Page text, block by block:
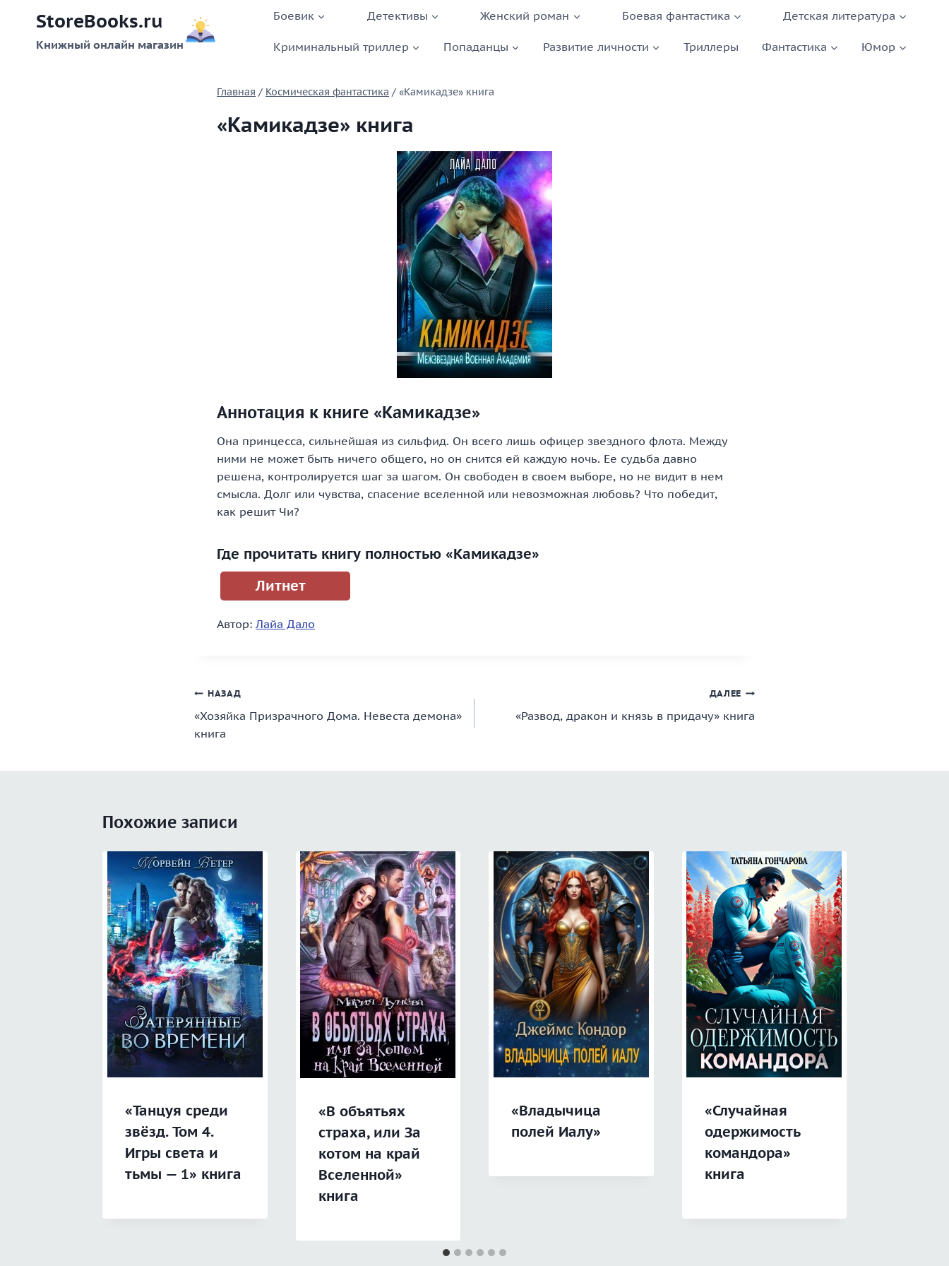
содержимому
StoreBooks.ru
Книжный онлайн магазин
Боевик Детективы Женский роман Боевая фантастика Детская литература
Криминальный триллер Попаданцы Развитие личности Триллеры Фантастика Юмор
Главная / Космическая фантастика / «Камикадзе» книга
«Камикадзе» книга
Аннотация к книге «Камикадзе»
Она принцесса, сильнейшая из сильфид. Он всего лишь офицер звездного флота. Между
ними не может быть ничего общего, но он снится ей каждую ночь. Ее судьба давно
решена, контролируется шаг за шагом. Он свободен в своем выборе, но не видит в нем
смысла. Долг или чувства, спасение вселенной или невозможная любовь? Что победит,
как решит Чи?
Где прочитать книгу полностью «Камикадзе»
Литнет
Автор: Лайа Дало
Навигация
по
записям
НАЗАД
«Хозяйка Призрачного Дома. Невеста демона»
книга
ДАЛЕЕ
«Развод, дракон и князь в придачу» книга
Похожие записи
«Танцуя среди
звёзд. Том 4.
Игры света и
тьмы — 1» книга
«В объятьях
страха, или За
котом на край
Вселенной»
книга
«Владычица
полей Иалу»
«Случайная
одержимость
командора»
книга